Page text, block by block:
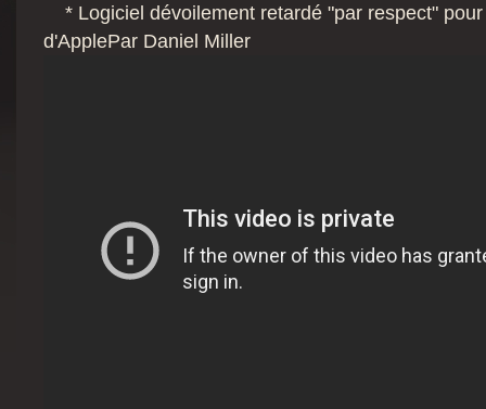
* Logiciel dévoilement retardé "par respect"
d'ApplePar Daniel Miller